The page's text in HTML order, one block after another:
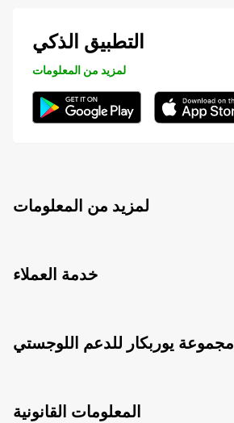
التطبيق الذكي
لمزيد من المعلومات
لمزيد من المعلومات
خدمة العملاء
مجموعة يوربكار للدعم اللوجستي
المعلومات القانونية